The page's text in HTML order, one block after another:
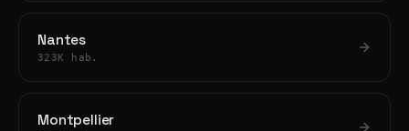
Nantes
323K hab.
Montpellier